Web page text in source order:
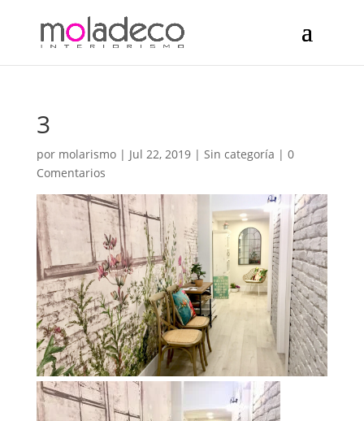
3
por molarismo| Jul 22, 2019| Sin categoría | 0
Comentarios